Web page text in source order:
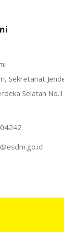
Sekretariat
Selatan